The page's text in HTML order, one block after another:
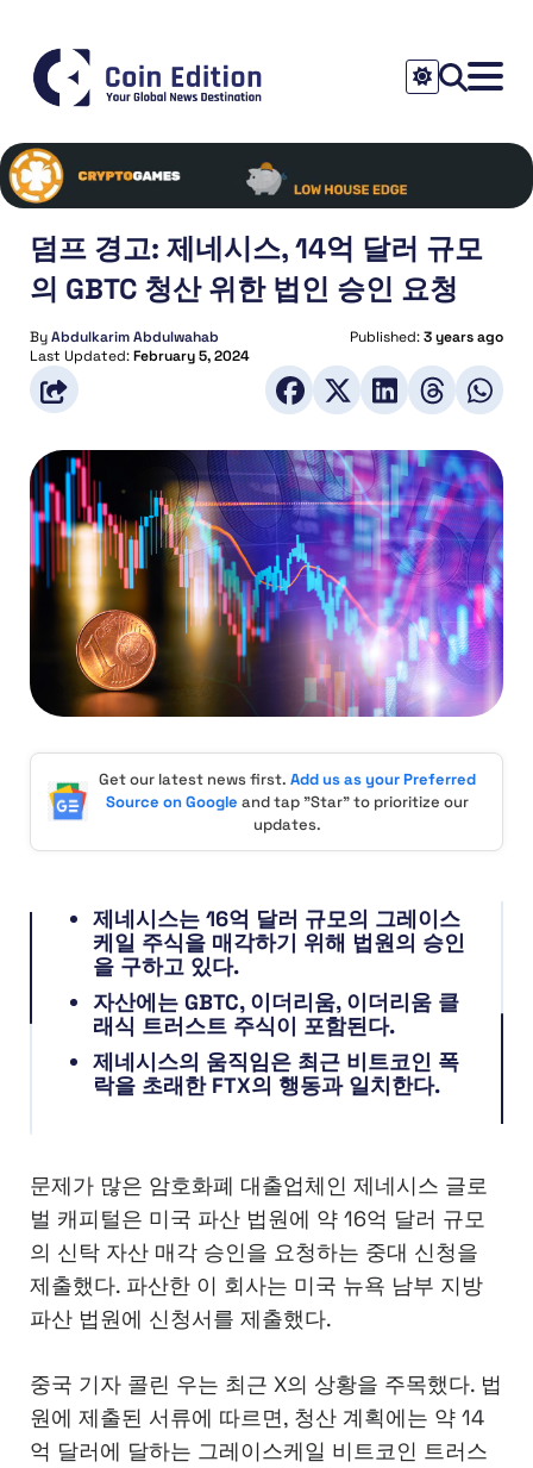
덤프 경고: 제네시스, 14억 달러 규모
의 GBTC 청산 위한 법인 승인 요청
ByAbdulkarim Abdulwahab Published:3 years ago
Last Updated:February 5, 2024
Get our latest news first. Add us as your Preferred
Source on Google and tap "Star" to prioritize our
updates.
제네시스는 16억 달러 규모의 그레이스
케일 주식을 매각하기 위해 법원의 승인
을 구하고 있다.
자산에는 GBTC, 이더리움, 이더리움 클
래식 트러스트 주식이 포함된다.
제네시스의 움직임은 최근 비트코인 폭
락을 초래한 FTX의 행동과 일치한다.
문제가 많은 암호화폐 대출업체인 제네시스 글로
벌 캐피털은 미국 파산 법원에 약 16억 달러 규모
의 신탁 자산 매각 승인을 요청하는 중대 신청을
제출했다. 파산한 이 회사는 미국 뉴욕 남부 지방
파산 법원에 신청서를 제출했다.
중국 기자 콜린 우는 최근 X의 상황을 주목했다. 법
원에 제출된 서류에 따르면, 청산 계획에는 약 14
억 달러에 달하는 그레이스케일 비트코인 트러스